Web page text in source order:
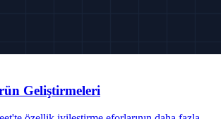
Geliştirmeleri